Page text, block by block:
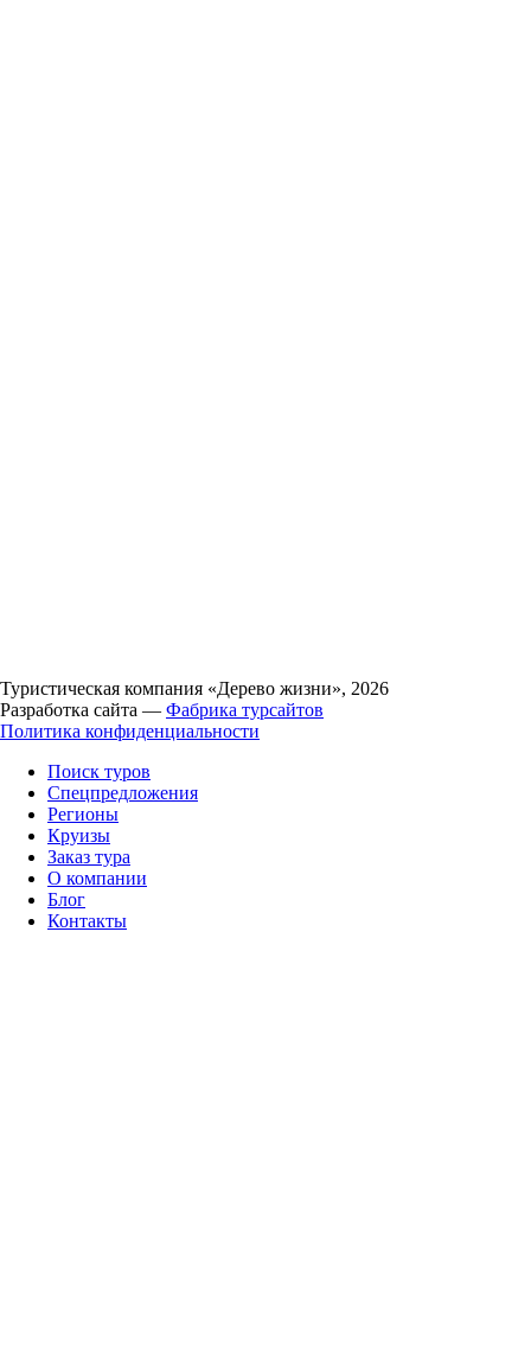
Туристическая компания «Дерево жизни», 2026
Разработка сайта — Фабрика турсайтов
Политика конфиденциальности
Поиск туров
Спецпредложения
Регионы
Круизы
Заказ тура
О компании
Блог
Контакты